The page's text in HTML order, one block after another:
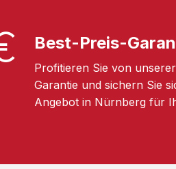
Best-Preis-
Profitieren Sie von
Garantie und sichern Sie
Angebot in Nürnberg für